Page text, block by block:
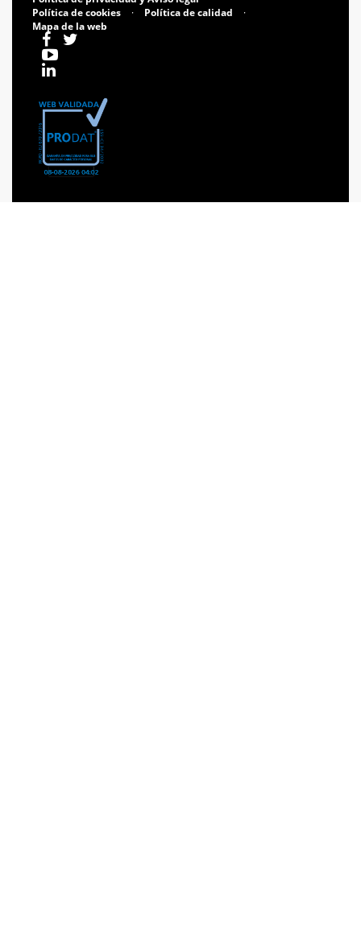
Política de cookies
· Política de calidad
·
Mapa de la web